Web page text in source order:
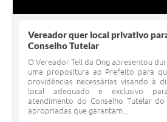
Vereador quer local privativo
Conselho Tutelar
O Vereador Tell da Ong apresentou
uma propositura ao Prefeito para
providências necessárias visando à
local adequado e exclusivo
atendimento do Conselho Tutelar do
apropriadas que garantam...